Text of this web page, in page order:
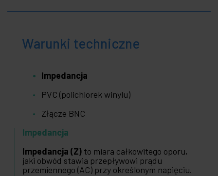
Warunki techniczne
Impedancja
PVC (polichlorek winylu)
Złącze BNC
Impedancja
Impedancja (Z) to miara całkowitego oporu,
jaki obwód stawia przepływowi prądu
przemiennego (AC) przy określonym napięciu.